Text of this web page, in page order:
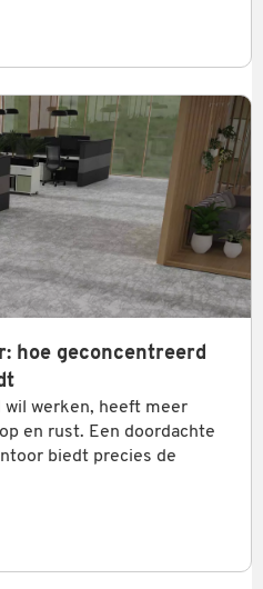
hoe geconcentreerd
wil werken, heeft meer
en rust. Een doordachte
biedt precies de